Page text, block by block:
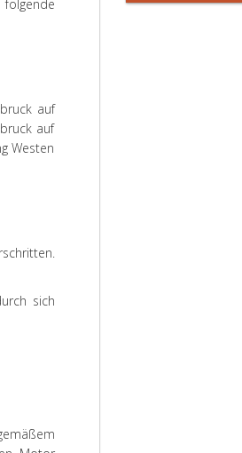
auf
auf
Westen
sich